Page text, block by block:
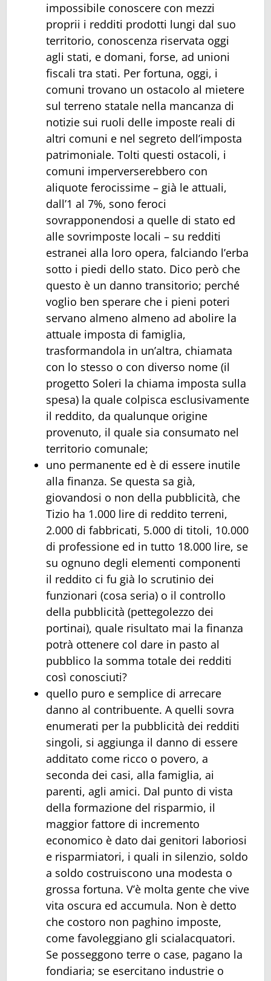
impossibile conoscere con mezzi
proprii i redditi prodotti lungi dal suo
territorio, conoscenza riservata oggi
agli stati, e domani, forse, ad unioni
fiscali tra stati. Per fortuna, oggi, i
comuni trovano un ostacolo al mietere
sul terreno statale nella mancanza di
notizie sui ruoli delle imposte reali di
altri comuni e nel segreto dell’imposta
patrimoniale. Tolti questi ostacoli, i
comuni imperverserebbero con
aliquote ferocissime – già le attuali,
dall’1 al 7%, sono feroci
sovrapponendosi a quelle di stato ed
alle sovrimposte locali – su redditi
estranei alla loro opera, falciando l’erba
sotto i piedi dello stato. Dico però che
questo è un danno transitorio; perché
voglio ben sperare che i pieni poteri
servano almeno almeno ad abolire la
attuale imposta di famiglia,
trasformandola in un’altra, chiamata
con lo stesso o con diverso nome (il
progetto Soleri la chiama imposta sulla
spesa) la quale colpisca esclusivamente
il reddito, da qualunque origine
provenuto, il quale sia consumato nel
territorio comunale;
uno permanente ed è di essere inutile
alla finanza. Se questa sa già,
giovandosi o non della pubblicità, che
Tizio ha 1.000 lire di reddito terreni,
2.000 di fabbricati, 5.000 di titoli, 10.000
di professione ed in tutto 18.000 lire, se
su ognuno degli elementi componenti
il reddito ci fu già lo scrutinio dei
funzionari (cosa seria) o il controllo
della pubblicità (pettegolezzo dei
portinai), quale risultato mai la finanza
potrà ottenere col dare in pasto al
pubblico la somma totale dei redditi
così conosciuti?
quello puro e semplice di arrecare
danno al contribuente. A quelli sovra
enumerati per la pubblicità dei redditi
singoli, si aggiunga il danno di essere
additato come ricco o povero, a
seconda dei casi, alla famiglia, ai
parenti, agli amici. Dal punto di vista
della formazione del risparmio, il
maggior fattore di incremento
economico è dato dai genitori laboriosi
e risparmiatori, i quali in silenzio, soldo
a soldo costruiscono una modesta o
grossa fortuna. V’è molta gente che vive
vita oscura ed accumula. Non è detto
che costoro non paghino imposte,
come favoleggiano gli scialacquatori.
Se posseggono terre o case, pagano la
fondiaria; se esercitano industrie o